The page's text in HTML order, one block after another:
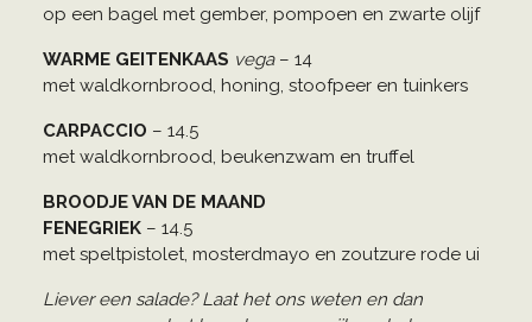
op een bagel met gember, pompoen en zwarte olijf
WARME GEITENKAAS vega– 14
met waldkornbrood, honing, stoofpeer en tuinkers
CARPACCIO – 14.5
met waldkornbrood, beukenzwam en truffel
BROODJE VAN DE MAAND
FENEGRIEK – 14.5
met speltpistolet, mosterdmayo en zoutzure rode ui
Liever een salade? Laat het ons weten en dan